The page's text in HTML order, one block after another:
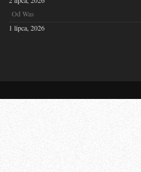
Od Was
1 lipca, 2026